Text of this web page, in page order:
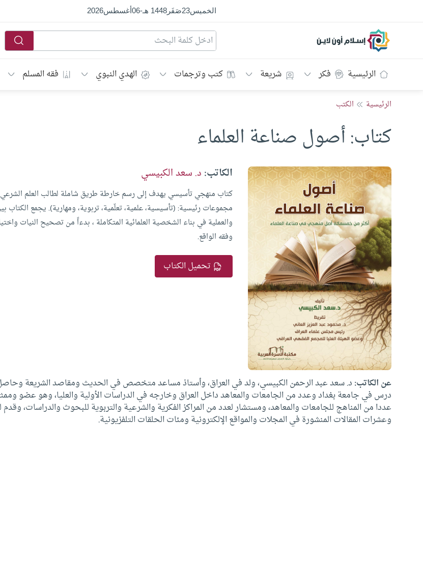
الخميس23صَفَر1448 هـ -
06أغسطس2026
إسلام أون لاين
الرئيسية فكر شريعة كتب وترجمات الهدي النبوي فقه المسلم
الرئيسية الكتب
كتاب: أصول صناعة العلماء
الكاتب: د. سعد الكبيسي
كتاب منهجي تأسيسي يهدف إلى رسم خارطة طريق شاملة لطالب العلم
مجموعات رئيسية: (تأسيسية، علمية، تعلّمية، تربوية، ومهارية). يجمع الكتاب
والعملية في بناء الشخصية العلمائية المتكاملة ، بدءاً من تصحيح النيات
وفقه الواقع.
تحميل الكتاب
عن الكاتب: د. سعد عبد الرحمن الكبيسي، ولد في العراق، وأستاذ مساعد متخصص في الحديث ومقاصد الشريعة وحاصل
درس في جامعة بغداد وعدد من الجامعات والمعاهد داخل العراق وخارجه في الدراسات الأولية والعليا، وهو عضو
عددا من المناهج للجامعات والمعاهد، ومستشار لعدد من المراكز الفكرية والشرعية والتربوية للبحوث والدراسات، وقدم
وعشرات المقالات المنشورة في المجلات والمواقع الإلكترونية ومئات الحلقات التلفزيونية.